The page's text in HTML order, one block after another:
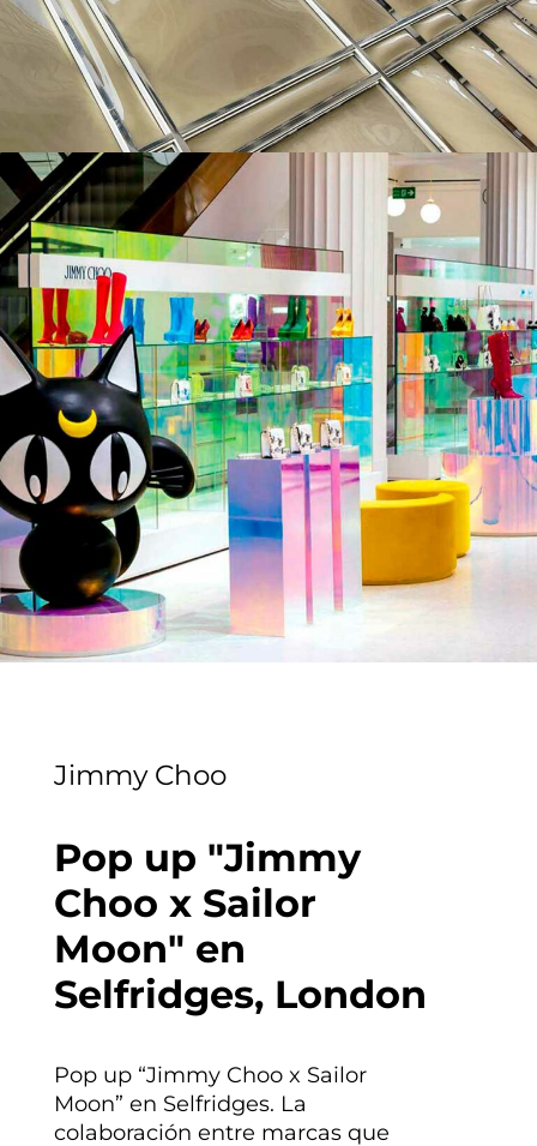
Jimmy Choo
Pop up "Jimmy
Choo x Sailor
Moon" en
Selfridges, London
Pop up “Jimmy Choo x Sailor
Moon” en Selfridges. La
colaboración entre marcas que